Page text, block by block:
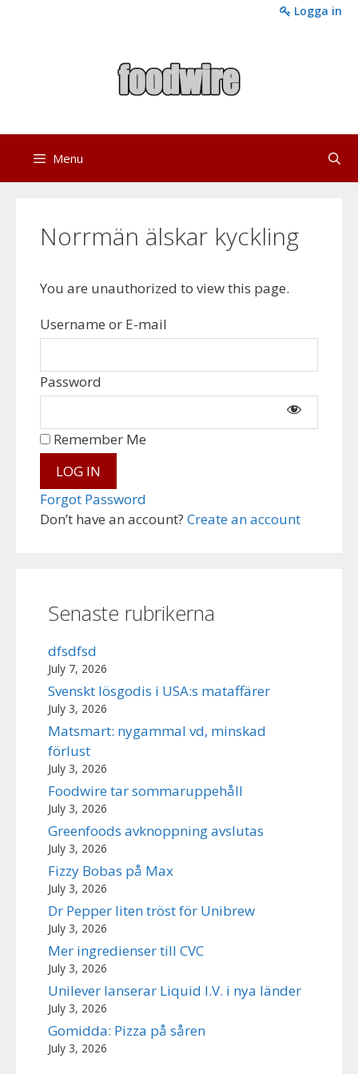
Logga in
Menu
Norrmän älskar kyckling
You are unauthorized to view this page.
Username or E-mail
Password
Don’t have an account? Create an account
Remember Me
Forgot Password
Senaste rubrikerna
dfsdfsd
July 7, 2026
Svenskt lösgodis i USA:s mataffärer
July 3, 2026
Matsmart: nygammal vd, minskad
förlust
July 3, 2026
Foodwire tar sommaruppehåll
July 3, 2026
Greenfoods avknoppning avslutas
July 3, 2026
Fizzy Bobas på Max
July 3, 2026
Dr Pepper liten tröst för Unibrew
July 3, 2026
Mer ingredienser till CVC
July 3, 2026
Unilever lanserar Liquid I.V. i nya länder
July 3, 2026
Gomidda: Pizza på såren
July 3, 2026